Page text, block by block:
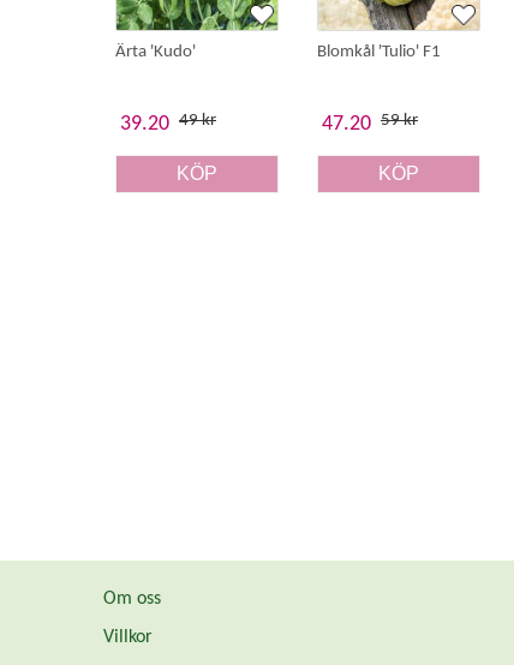
Ärta 'Kudo'
39.20 49 kr
KÖP
Blomkål 'Tulio' F1
47.20 59 kr
KÖP
Om oss
Villkor